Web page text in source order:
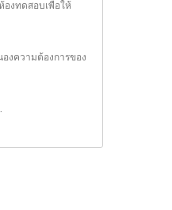
องทดสอบเพื่อให้
งความต้องการของ